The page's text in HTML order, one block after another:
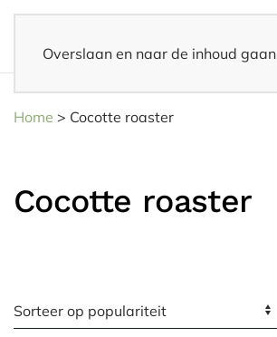
Overslaan en naar de inhoud gaan
Home > Cocotte roaster
Cocotte roaster